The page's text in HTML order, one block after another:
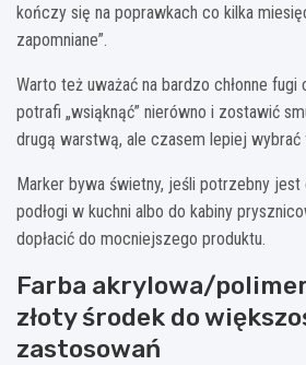
kończy się na poprawkach co kilka
zapomniane”.
Warto też uważać na bardzo chłonne
potrafi „wsiąknąć” nierówno i zostawić
drugą warstwą, ale czasem lepiej wybrać
Marker bywa świetny, jeśli potrzebny jest
podłogi w kuchni albo do kabiny
dopłacić do mocniejszego produktu.
Farba akrylowa/
złoty środek do
zastosowań